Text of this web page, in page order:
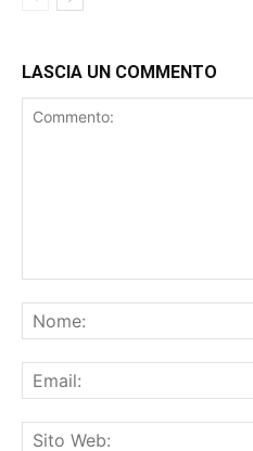
LASCIA UN COMMENTO